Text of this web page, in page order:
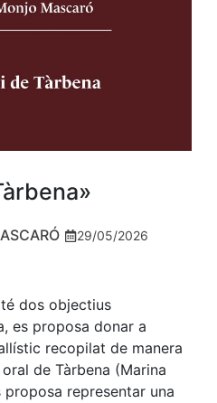
29/05/2026
té dos objectius
es proposa donar a
recopilat de manera
de Tàrbena (Marina
proposa representar una